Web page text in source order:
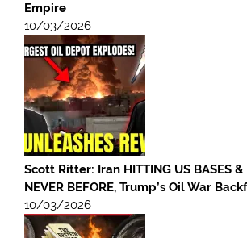
Empire
10/03/2026
Scott Ritter: Iran HITTING US BASES &
NEVER BEFORE, Trump’s Oil War
10/03/2026